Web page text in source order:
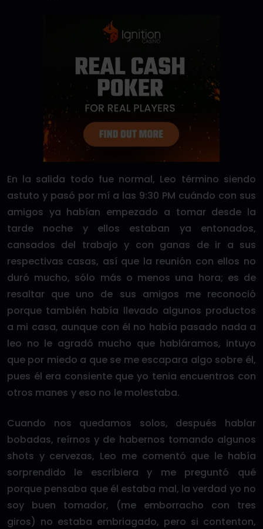
En la salida todo fue normal, Leo término siendo
astuto y pasó por mí a las 9:30 PM cuándo con sus
amigos ya habían empezado a tomar desde la
tarde noche y ellos estaban ya entonados,
cansados del trabajo y con ganas de ir a sus
respectivas casas, así que la reunión con ellos no
duró mucho, sólo más o menos una hora; es de
resaltar que uno de sus amigos me reconoció
porque también había llevado algunos productos
a mi casa, aunque con él no había pasado nada a
leo no le agradó mucho que habláramos, intuyo
que por miedo a que se me escapara algo sobre él,
pues él era consiente que yo tenia encuentros con
otros manes y eso no le molestaba.
Cuando nos quedamos solos, después hablar
bobadas, reírnos y de habernos tomando algunos
shots y cervezas, Leo me comentó que le había
sorprendido le escribiera y me preguntó qué
porque pensaba que él estaba mal, la verdad yo no
soy buen tomador, (me emborracho con tres
giros) no estaba embriagado, pero si contenton,